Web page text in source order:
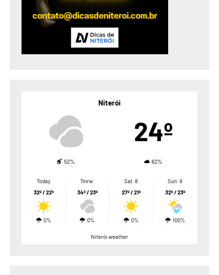
Niterói
24º
52% 62%
Today
32º / 22º
0%
Tmrw.
34º / 23º
0%
Sat. 8
27º / 21º
0%
Sun. 9
32º / 23º
100%
Niterói weather